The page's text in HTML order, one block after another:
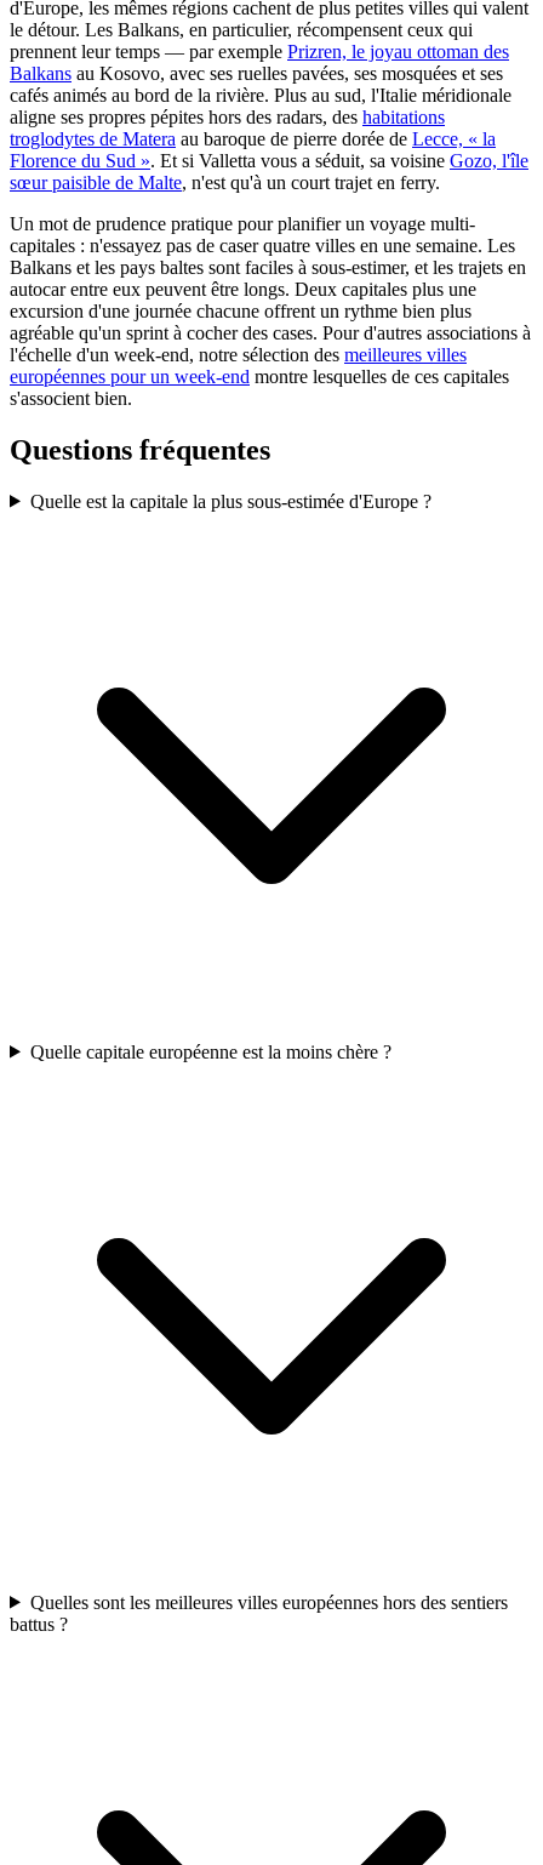
d'Europe, les mêmes régions cachent de plus petites villes qui valent
le détour. Les Balkans, en particulier, récompensent ceux qui
prennent leur temps — par exemple Prizren, le joyau ottoman des
Balkans au Kosovo, avec ses ruelles pavées, ses mosquées et ses
cafés animés au bord de la rivière. Plus au sud, l'Italie méridionale
aligne ses propres pépites hors des radars, des habitations
troglodytes de Matera au baroque de pierre dorée de Lecce, « la
Florence du Sud ». Et si Valletta vous a séduit, sa voisine Gozo, l'île
sœur paisible de Malte, n'est qu'à un court trajet en ferry.
Un mot de prudence pratique pour planifier un voyage multi-
capitales : n'essayez pas de caser quatre villes en une semaine. Les
Balkans et les pays baltes sont faciles à sous-estimer, et les trajets en
autocar entre eux peuvent être longs. Deux capitales plus une
excursion d'une journée chacune offrent un rythme bien plus
agréable qu'un sprint à cocher des cases. Pour d'autres associations à
l'échelle d'un week-end, notre sélection des meilleures villes
européennes pour un week-end montre lesquelles de ces capitales
s'associent bien.
Questions fréquentes
Quelle est la capitale la plus sous-estimée d'Europe ?
Quelle capitale européenne est la moins chère ?
Quelles sont les meilleures villes européennes hors des sentiers
battus ?